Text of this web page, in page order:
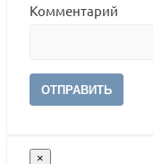
Комментарий
ОТПРАВИТЬ
×